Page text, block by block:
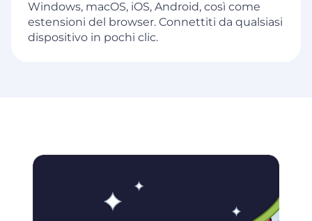
Windows, macOS, iOS, Android, così come
estensioni del browser. Connettiti da qualsiasi
dispositivo in pochi clic.